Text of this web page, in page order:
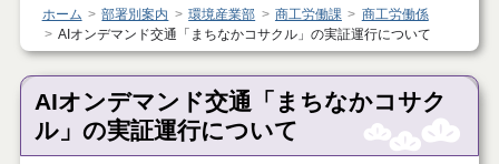
ホーム
部署別案内 環境産業部 商工労働課
商工労働係
AIオンデマンド交通「まちなかコサクル」の実証運行について
AIオンデマンド交通「まちなかコサク
ル」の実証運行について